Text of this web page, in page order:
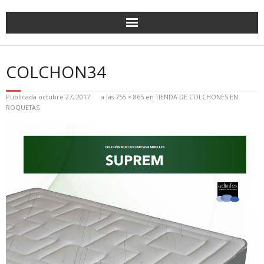
COLCHON34
Publicada octubre 27, 2017 a las 755 × 865 enTIENDA DE COLCHONES EN
ROQUETAS